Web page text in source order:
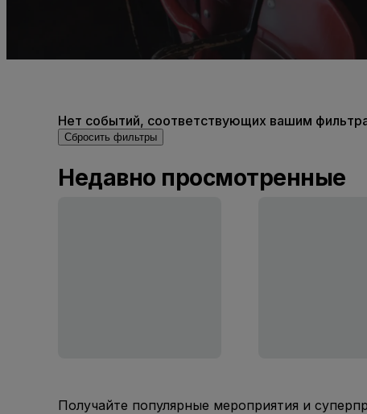
Нет событий, соответствующих вашим
Сбросить фильтры
Недавно просмотренные
Получайте популярные мероприятия и